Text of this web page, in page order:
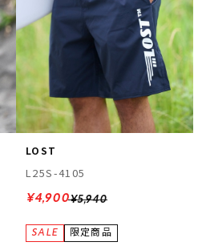
LOST
L25S-4105
¥5,940
¥4,900